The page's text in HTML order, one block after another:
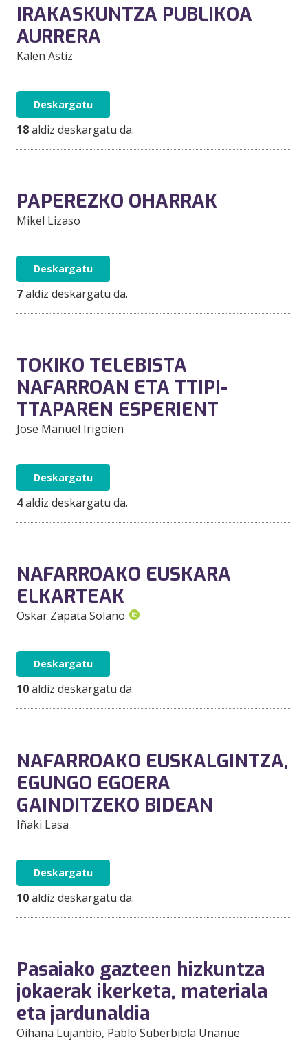
IRAKASKUNTZA PUBLIKOA
AURRERA
Kalen Astiz
Deskargatu
18aldiz deskargatu da.
PAPEREZKO OHARRAK
Mikel Lizaso
Deskargatu
7aldiz deskargatu da.
TOKIKO TELEBISTA
NAFARROAN ETA TTIPI-
TTAPAREN ESPERIENT
Jose Manuel Irigoien
Deskargatu
4aldiz deskargatu da.
NAFARROAKO EUSKARA
ELKARTEAK
Oskar Zapata Solano
Deskargatu
10aldiz deskargatu da.
NAFARROAKO EUSKALGINTZA,
EGUNGO EGOERA
GAINDITZEKO BIDEAN
Iñaki Lasa
Deskargatu
10aldiz deskargatu da.
Pasaiako gazteen hizkuntza
jokaerak ikerketa, materiala
eta jardunaldia
Oihana Lujanbio, Pablo Suberbiola Unanue